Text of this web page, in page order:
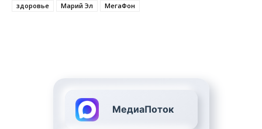
здоровье Марий Эл МегаФон
МедиаПоток